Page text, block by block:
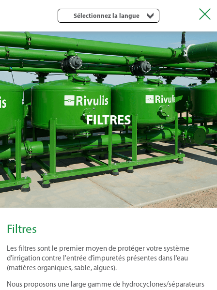
Sélectionnez la langue
FILTRES
Filtres
Les filtres sont le premier moyen de protéger votre système
d'irrigation contre l'entrée d’impuretés présentes dans l’eau
(matières organiques, sable, algues).
Nous proposons une large gamme de hydrocyclones/séparateurs